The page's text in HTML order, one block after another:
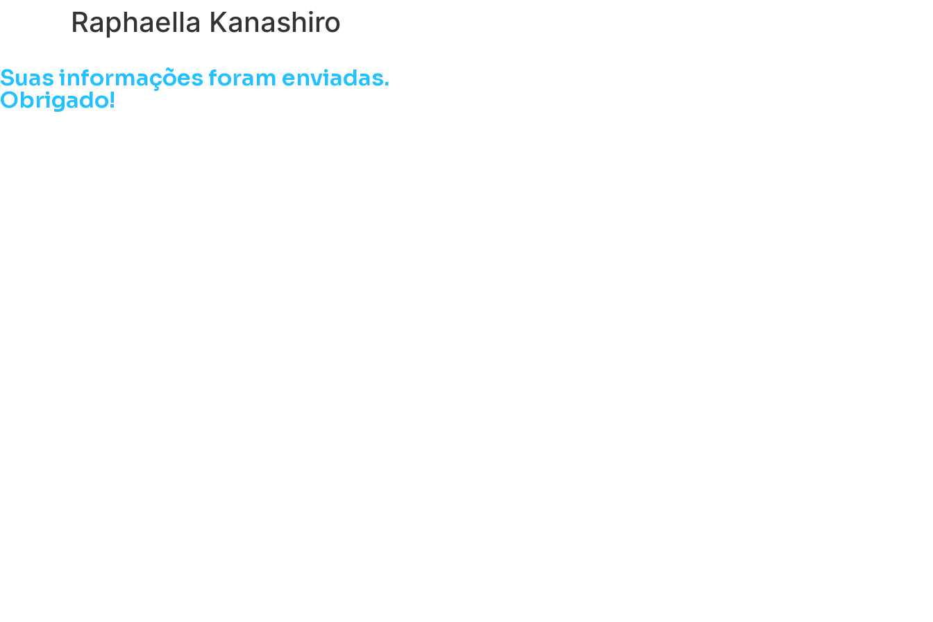
Raphaella Kanashiro
Suas informações foram enviadas.
Obrigado!